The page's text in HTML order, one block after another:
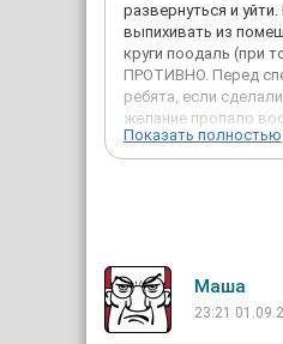
развернуться и
выпихивать из
круги поодаль (при
ПРОТИВНО. Перед
ребята, если
желание пропало
пересмотрела все, и
снова и снова.
Показать полностью
Маша
23:21